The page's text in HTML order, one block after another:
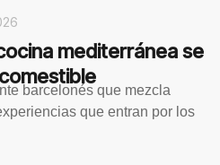
mediterránea se
barcelonés que mezcla
que entran por los